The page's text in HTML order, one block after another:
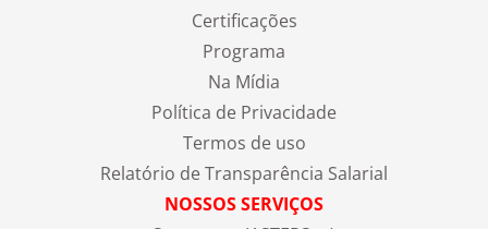
Certificações
Programa
Na Mídia
Política de Privacidade
Termos de uso
Relatório de Transparência Salarial
NOSSOS SERVIÇOS